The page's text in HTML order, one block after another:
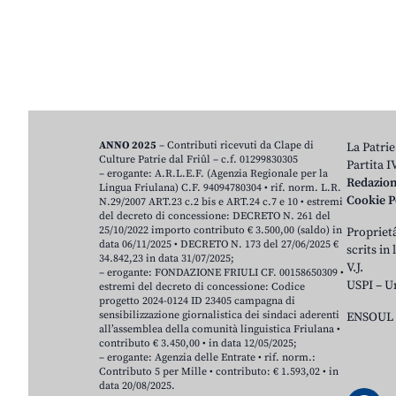
La
Partita
Cookie
scrits in
V.J.
USPI –
ANNO 2025 – Contributi ricevuti da Clape di
Culture Patrie dal Friûl – c.f. 01299830305
– erogante: A.R.L.E.F. (Agenzia Regionale per la
Lingua Friulana) C.F. 94094780304 • rif. norm. L.R.
N.29/2007 ART.23 c.2 bis e ART.24 c.7 e 10 • estremi
del decreto di concessione: DECRETO N. 261 del
25/10/2022 importo contributo € 3.500,00 (saldo) in
data 06/11/2025 • DECRETO N. 173 del 27/06/2025 €
34.842,23 in data 31/07/2025;
– erogante: FONDAZIONE FRIULI CF. 00158650309 •
estremi del decreto di concessione: Codice
progetto 2024-0124 ID 23405 campagna di
sensibilizzazione giornalistica dei sindaci aderenti
all’assemblea della comunità linguistica Friulana •
contributo € 3.450,00 • in data 12/05/2025;
– erogante: Agenzia delle Entrate • rif. norm.:
Contributo 5 per Mille • contributo: € 1.593,02 • in
data 20/08/2025.